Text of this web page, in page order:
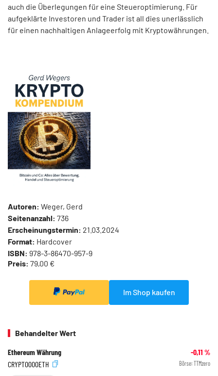
auch die Überlegungen für eine Steueroptimierung. Für
aufgeklärte Investoren und Trader ist all dies unerlässlich
für einen nachhaltigen Anlageerfolg mit Kryptowährungen.
Autoren: Weger, Gerd
Seitenanzahl: 736
Erscheinungstermin: 21.03.2024
Format: Hardcover
ISBN: 978-3-86470-957-9
Preis: 79,00 €
Im Shop kaufen
Behandelter Wert
Ethereum Währung -0,11 %
CRYPT0000ETH
Börse: TTMzero